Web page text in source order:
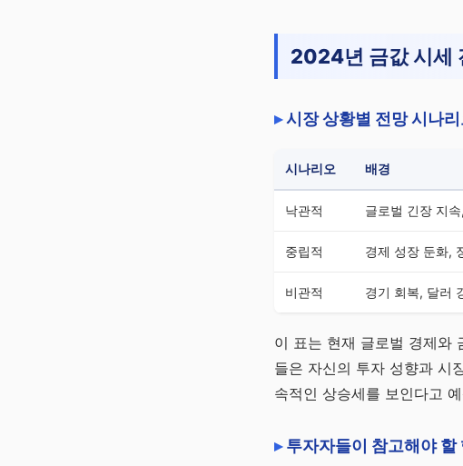
2024년 금값 시세
시장 상황별 전망 시나
시나리오 배경
낙관적 글로벌 긴장 지
중립적 경제 성장 둔화,
비관적 경기 회복, 달러
이 표는 현재 글로벌 경제와
들은 자신의 투자 성향과 시
속적인 상승세를 보인다고
투자자들이 참고해야 할